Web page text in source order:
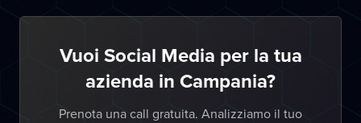
Vuoi Social Media per la tua
azienda in Campania?
Prenota una call gratuita. Analizziamo il tuo